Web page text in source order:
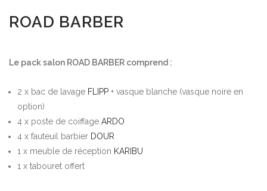
ROAD BARBER
Le pack salon ROAD BARBER comprend :
2 x bac de lavage FLIPP + vasque blanche (vasque noire en
option)
4 x poste de coiffage ARDO
4 x fauteuil barbier DOUR
1 x meuble de réception KARIBU
1 x tabouret offert